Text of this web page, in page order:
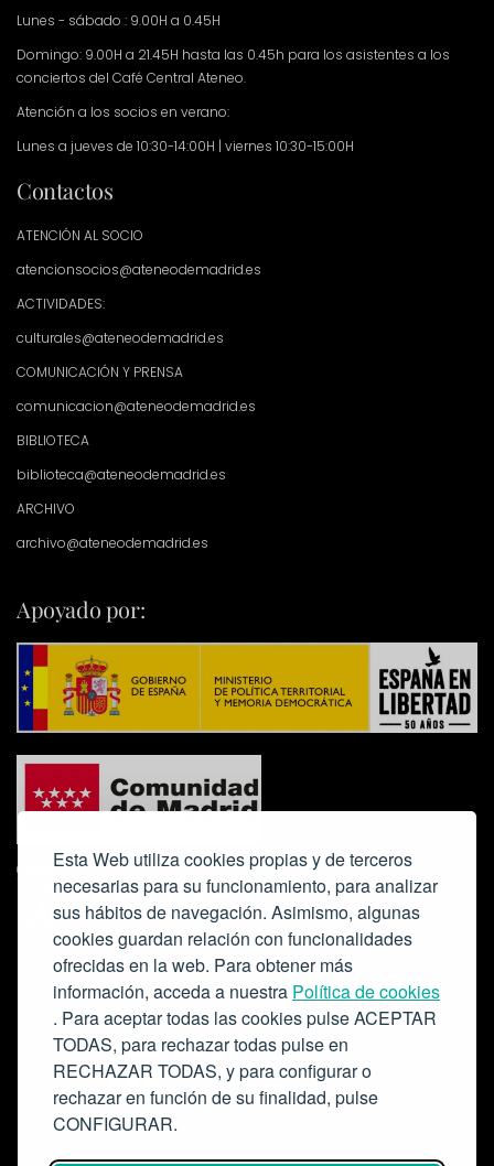
Esta Web utiliza cookies propias y de terceros
necesarias para su funcionamiento, para analizar
sus hábitos de navegación. Asimismo, algunas
cookies guardan relación con funcionalidades
ofrecidas en la web. Para obtener más
información, acceda a nuestra Política de cookies
. Para aceptar todas las cookies pulse ACEPTAR
TODAS, para rechazar todas pulse en
RECHAZAR TODAS, y para configurar o
rechazar en función de su finalidad, pulse
CONFIGURAR.
Lunes - sábado : 9.00H a 0.45H
Domingo: 9.00H a 21.45H hasta las 0.45h para los asistentes a los
conciertos del Café Central Ateneo.
Atención a los socios en verano:
Lunes a jueves de 10:30-14:00H | viernes 10:30-15:00H
Contactos
ATENCIÓN AL SOCIO
atencionsocios@ateneodemadrid.es
ACTIVIDADES:
culturales@ateneodemadrid.es
COMUNICACIÓN Y PRENSA
comunicacion@ateneodemadrid.es
BIBLIOTECA
biblioteca@ateneodemadrid.es
ARCHIVO
archivo@ateneodemadrid.es
Apoyado por:
Colabora: